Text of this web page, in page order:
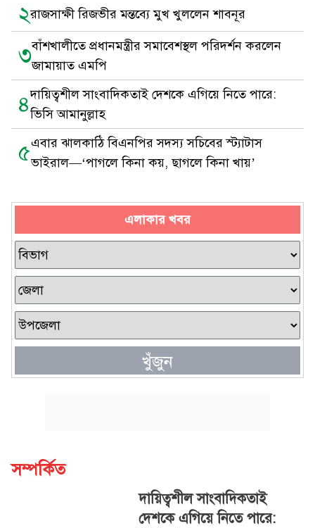
২রাজসাক্ষী রিজভীর মন্তব্যে মুখ খুললেন শাবনূর
৩বাঁশখালীতে প্রধানমন্ত্রীর সমাবেশস্থল পরিদর্শন করলেন
জামায়াত এমপি
৪দায়িত্বশীল সাংবাদিকতাই দেশকে এগিয়ে নিতে পারে:
ভিসি আমানুল্লাহ
৫এবার ঝালকাঠি বিএনপির সদস্য সচিবের স্ট্যাটাস
ভাইরাল—‘পাগলে কিনা কয়, ছাগলে কিনা খায়’
এলাকার খবর
খুঁজুন
সম্পর্কিত
দায়িত্বশীল সাংবাদিকতাই
দেশকে এগিয়ে নিতে পারে: